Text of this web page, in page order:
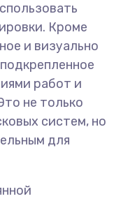
Кроме
и визуально
работ и
не только
систем, но
для